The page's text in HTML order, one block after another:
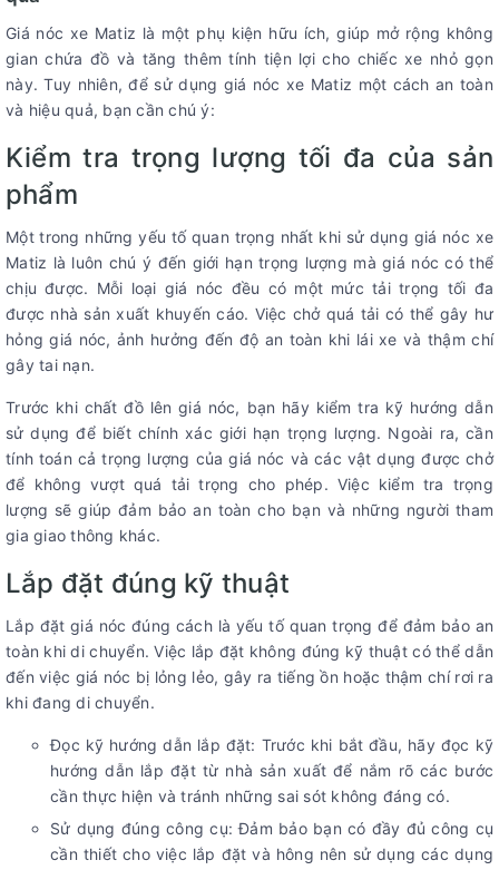
Giá nóc xe Matiz là một phụ kiện hữu ích, giúp mở rộng không
gian chứa đồ và tăng thêm tính tiện lợi cho chiếc xe nhỏ gọn
này. Tuy nhiên, để sử dụng giá nóc xe Matiz một cách an toàn
và hiệu quả, bạn cần chú ý:
Kiểm tra trọng lượng tối đa của sản
phẩm
Một trong những yếu tố quan trọng nhất khi sử dụng giá nóc xe
Matiz là luôn chú ý đến giới hạn trọng lượng mà giá nóc có thể
chịu được. Mỗi loại giá nóc đều có một mức tải trọng tối đa
được nhà sản xuất khuyến cáo. Việc chở quá tải có thể gây hư
hỏng giá nóc, ảnh hưởng đến độ an toàn khi lái xe và thậm chí
gây tai nạn.
Trước khi chất đồ lên giá nóc, bạn hãy kiểm tra kỹ hướng dẫn
sử dụng để biết chính xác giới hạn trọng lượng. Ngoài ra, cần
tính toán cả trọng lượng của giá nóc và các vật dụng được chở
để không vượt quá tải trọng cho phép. Việc kiểm tra trọng
lượng sẽ giúp đảm bảo an toàn cho bạn và những người tham
gia giao thông khác.
Lắp đặt đúng kỹ thuật
Lắp đặt giá nóc đúng cách là yếu tố quan trọng để đảm bảo an
toàn khi di chuyển. Việc lắp đặt không đúng kỹ thuật có thể dẫn
đến việc giá nóc bị lỏng lẻo, gây ra tiếng ồn hoặc thậm chí rơi ra
khi đang di chuyển.
Đọc kỹ hướng dẫn lắp đặt: Trước khi bắt đầu, hãy đọc kỹ
hướng dẫn lắp đặt từ nhà sản xuất để nắm rõ các bước
cần thực hiện và tránh những sai sót không đáng có.
Sử dụng đúng công cụ: Đảm bảo bạn có đầy đủ công cụ
cần thiết cho việc lắp đặt và hông nên sử dụng các dụng